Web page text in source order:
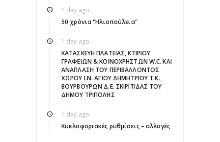
1 day ago
50 χρόνια "Ηλιοπούλεια"
1 day ago
ΚΑΤΑΣΚΕΥΗ ΠΛΑΤΕΙΑΣ, ΚΤΙΡΙΟΥ
ΓΡΑΦΕΙΩΝ & ΚΟΙΝΟΧΡΗΣΤΩΝ W.C. ΚΑΙ
ΑΝΑΠΛΑΣΗ ΤΟΥ ΠΕΡΙΒΑΛΛΟΝΤΟΣ
ΧΩΡΟΥ Ι.Ν. ΑΓΙΟΥ ΔΗΜΗΤΡΙΟΥ Τ.Κ.
ΒΟΥΡΒΟΥΡΩΝ Δ.Ε. ΣΚΙΡΙΤΙΔΑΣ ΤΟΥ
ΔΗΜΟΥ ΤΡΙΠΟΛΗΣ
1 day ago
Κυκλοφοριακές ρυθμίσεις – αλλαγές